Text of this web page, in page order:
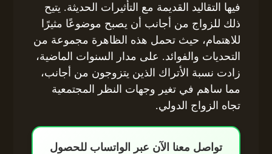
فيها التقاليد القديمة مع التأثيرات الحديثة. يتيح
ذلك للزواج من أجانب أن يصبح موضوعًا مثيرًا
للاهتمام، حيث تحمل هذه الظاهرة مجموعة من
التحديات والفوائد. على مدار السنوات الماضية،
زادت نسبة الأتراك الذين يتزوجون من أجانب،
مما ساهم في تغير وجهات النظر المجتمعية
تجاه الزواج الدولي.
تواصل معنا الآن عبر الواتساب للحصول